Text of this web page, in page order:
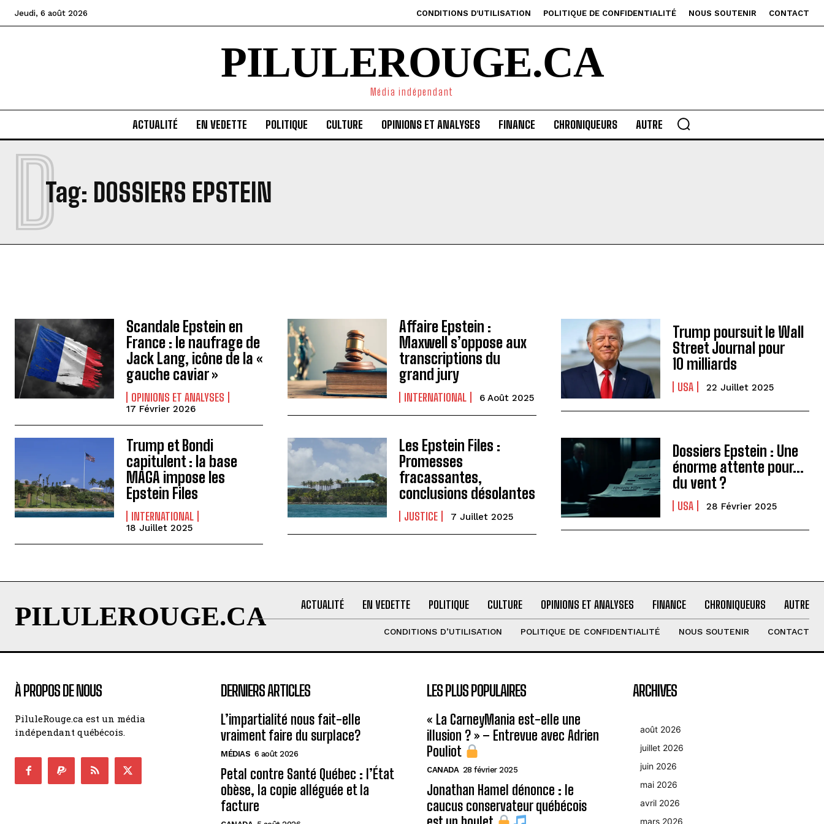
Jeudi, 6 août 2026 CONDITIONS D’UTILISATION POLITIQUE DE CONFIDENTIALITÉ NOUS SOUTENIR CONTACT
PILULEROUGE.CA
Média indépendant
ACTUALITÉ EN VEDETTE POLITIQUE CULTURE OPINIONS ET ANALYSES FINANCE CHRONIQUEURS AUTRE
Tag: DOSSIERS EPSTEIN
D
Scandale Epstein en
France : le naufrage de
Jack Lang, icône de la «
gauche caviar »
OPINIONS ET ANALYSES
17 Février 2026
Affaire Epstein :
Maxwell s’oppose aux
transcriptions du
grand jury
INTERNATIONAL 6 Août 2025
Trump poursuit le Wall
Street Journal pour
10 milliards
USA 22 Juillet 2025
Trump et Bondi
capitulent : la base
MAGA impose les
Epstein Files
INTERNATIONAL
18 Juillet 2025
Les Epstein Files :
Promesses
fracassantes,
conclusions désolantes
JUSTICE 7 Juillet 2025
Dossiers Epstein : Une
énorme attente pour…
du vent ?
USA 28 Février 2025
PILULEROUGE.CA ACTUALITÉ EN VEDETTE POLITIQUE CULTURE OPINIONS ET ANALYSES FINANCE CHRONIQUEURS AUTRE
CONDITIONS D’UTILISATION POLITIQUE DE CONFIDENTIALITÉ NOUS SOUTENIR CONTACT
À PROPOS DE NOUS
PiluleRouge.ca est un média
indépendant québécois.
DERNIERS ARTICLES
L’impartialité nous fait-elle
vraiment faire du surplace?
MÉDIAS 6 août 2026
Petal contre Santé Québec : l’État
obèse, la copie alléguée et la
facture
LES PLUS POPULAIRES
« La CarneyMania est-elle une
illusion ? » – Entrevue avec Adrien
Pouliot
CANADA 28 février 2025
Jonathan Hamel dénonce : le
caucus conservateur québécois
ARCHIVES
août 2026
juillet 2026
juin 2026
mai 2026
avril 2026
mars 2026